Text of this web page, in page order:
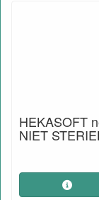
HEKASOFT
NIET